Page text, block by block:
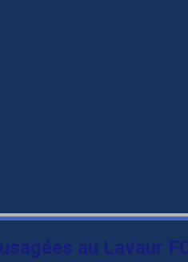
au Lavaur